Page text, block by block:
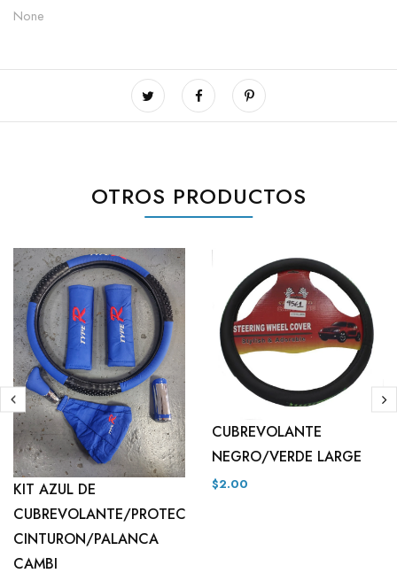
None
OTROS PRODUCTOS
KIT AZUL DE
CUBREVOLANTE/PROTECT
CINTURON/PALANCA
CAMBI
CUBREVOLANTE
NEGRO/VERDE LARGE
$2.00